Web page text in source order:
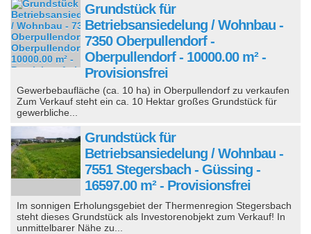
Grundstück für
Betriebsansiedelung / Wohnbau -
7350 Oberpullendorf -
Oberpullendorf - 10000.00 m² -
Provisionsfrei
Gewerbebaufläche (ca. 10 ha) in Oberpullendorf zu verkaufen
Zum Verkauf steht ein ca. 10 Hektar großes Grundstück für
gewerbliche...
Grundstück für
Betriebsansiedelung / Wohnbau -
7551 Stegersbach - Güssing -
16597.00 m² - Provisionsfrei
Im sonnigen Erholungsgebiet der Thermenregion Stegersbach
steht dieses Grundstück als Investorenobjekt zum Verkauf! In
unmittelbarer Nähe zu...